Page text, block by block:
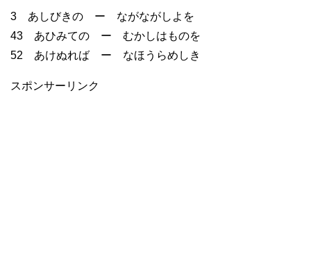
3 あしびきの ー ながながしよを
43 あひみての ー むかしはものを
52 あけぬれば ー なほうらめしき
スポンサーリンク